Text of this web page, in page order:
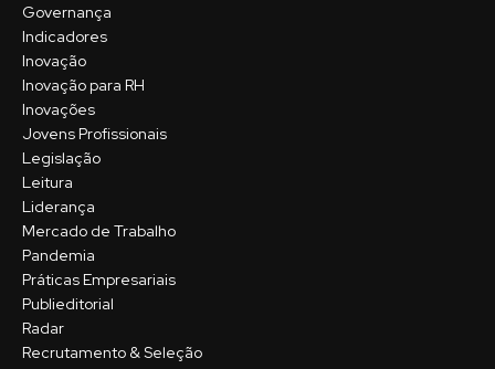
Governança
Indicadores
Inovação
Inovação para RH
Inovações
Jovens Profissionais
Legislação
Leitura
Liderança
Mercado de Trabalho
Pandemia
Práticas Empresariais
Publieditorial
Radar
Recrutamento & Seleção